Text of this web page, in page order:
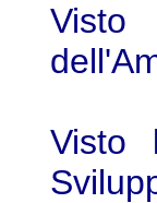
Visto